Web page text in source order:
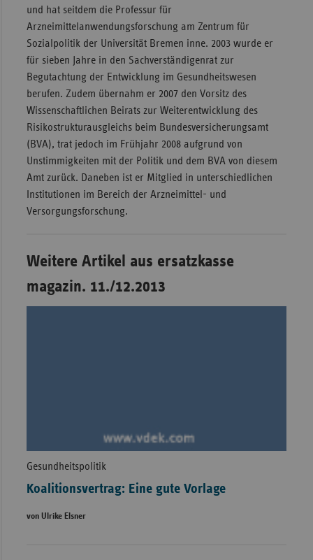
und hat seitdem die Professur für
Arzneimittelanwendungsforschung am Zentrum für
Sozialpolitik der Universität Bremen inne. 2003 wurde er
für sieben Jahre in den Sachverständigenrat zur
Begutachtung der Entwicklung im Gesundheitswesen
berufen. Zudem übernahm er 2007 den Vorsitz des
Wissenschaftlichen Beirats zur Weiterentwicklung des
Risikostrukturausgleichs beim Bundesversicherungsamt
(BVA), trat jedoch im Frühjahr 2008 aufgrund von
Unstimmigkeiten mit der Politik und dem BVA von diesem
Amt zurück. Daneben ist er Mitglied in unterschiedlichen
Institutionen im Bereich der Arzneimittel- und
Versorgungsforschung.
Weitere Artikel aus ersatzkasse
magazin. 11./12.2013
Gesundheitspolitik
Koalitionsvertrag: Eine gute Vorlage
von Ulrike Elsner